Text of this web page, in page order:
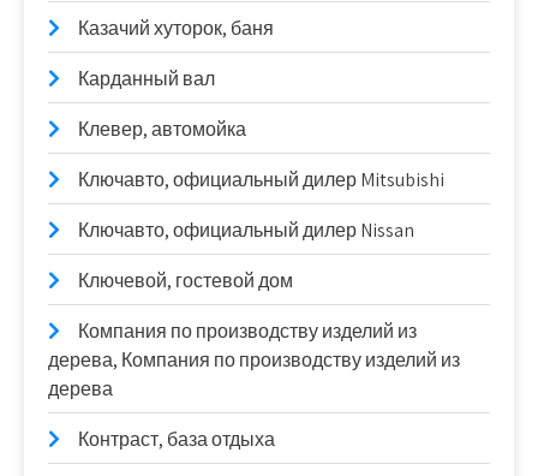
Казачий хуторок, баня
Карданный вал
Клевер, автомойка
Ключавто, официальный дилер Mitsubishi
Ключавто, официальный дилер Nissan
Ключевой, гостевой дом
Компания по производству изделий из
дерева, Компания по производству изделий из
дерева
Контраст, база отдыха